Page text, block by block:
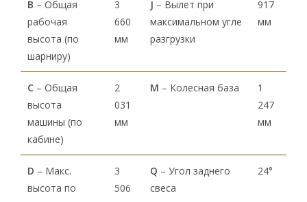
В – Общая
рабочая
высота (по
шарниру)
3
660
мм
J – Вылет при
максимальном угле
разгрузки
917
мм
С – Общая
высота
машины (по
кабине)
2
031
мм
M – Колесная база
1
247
мм
D – Макс.
высота по
3
506
Q – Угол заднего
свеса
24°